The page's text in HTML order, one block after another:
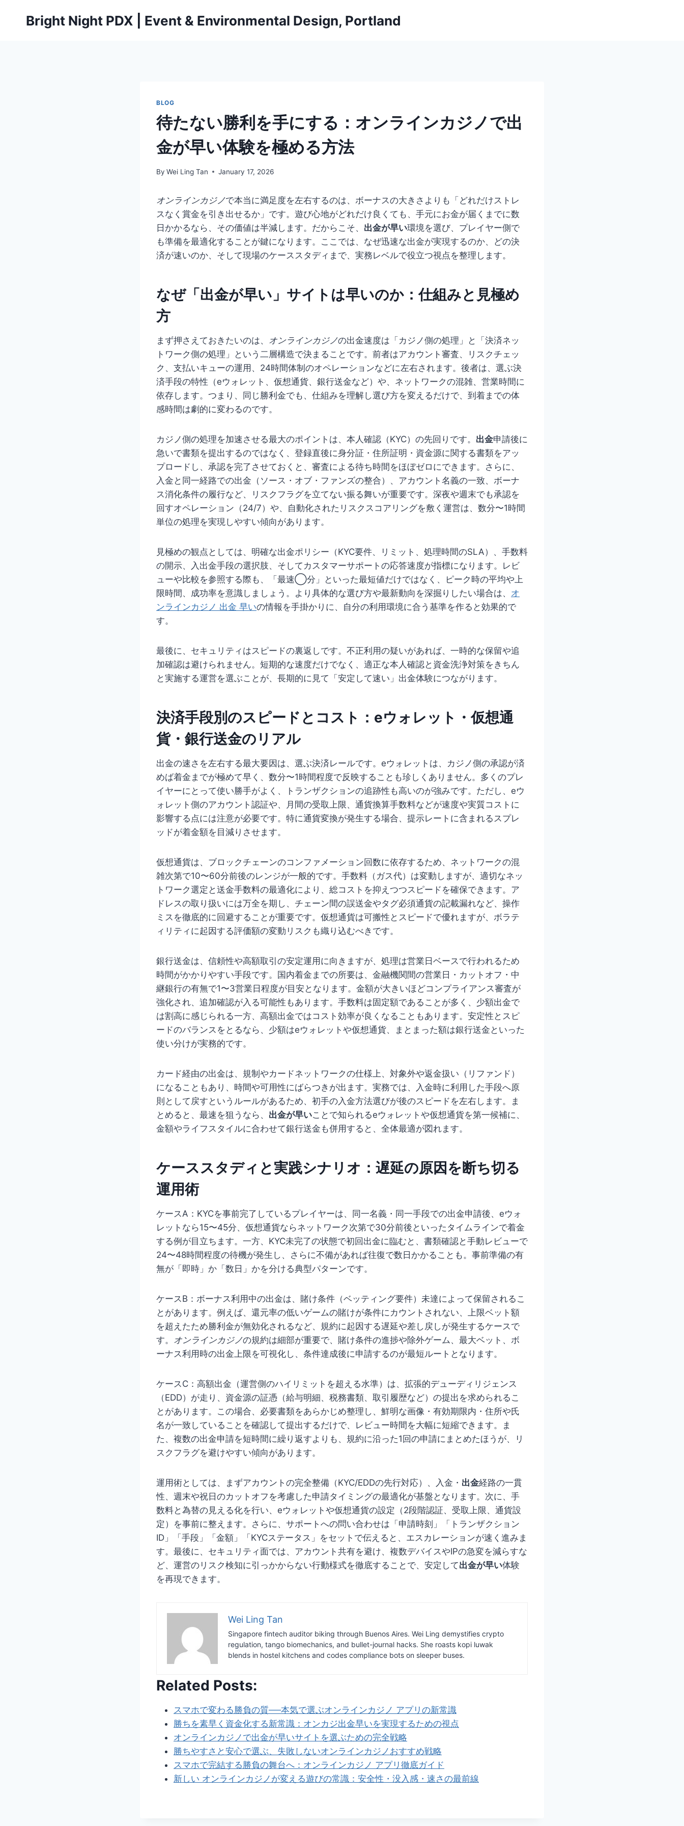
Bright Night PDX | Event & Environmental Design, Portland
BLOG
待たない勝利を手にする：オンラインカジノで出
金が早い体験を極める方法
By Wei Ling Tan January 17, 2026
オンラインカジノで本当に満足度を左右するのは、ボーナスの大きさよりも「どれだけストレ
スなく賞金を引き出せるか」です。遊び心地がどれだけ良くても、手元にお金が届くまでに数
日かかるなら、その価値は半減します。だからこそ、 出金が早い環境を選び、プレイヤー側で
も準備を最適化することが鍵になります。ここでは、なぜ迅速な出金が実現するのか、どの決
済が速いのか、そして現場のケーススタディまで、実務レベルで役立つ視点を整理します。
なぜ「出金が早い」サイトは早いのか：仕組みと見極め
方
まず押さえておきたいのは、 オンラインカジノの出金速度は「カジノ側の処理」と「決済ネッ
トワーク側の処理」という二層構造で決まることです。前者はアカウント審査、リスクチェッ
ク、支払いキューの運用、24時間体制のオペレーションなどに左右されます。後者は、選ぶ決
済手段の特性（eウォレット、仮想通貨、銀行送金など）や、ネットワークの混雑、営業時間に
依存します。つまり、同じ勝利金でも、仕組みを理解し選び方を変えるだけで、到着までの体
感時間は劇的に変わるのです。
カジノ側の処理を加速させる最大のポイントは、本人確認（KYC）の先回りです。 出金申請後に
急いで書類を提出するのではなく、登録直後に身分証・住所証明・資金源に関する書類をアッ
プロードし、承認を完了させておくと、審査による待ち時間をほぼゼロにできます。さらに、
入金と同一経路での出金（ソース・オブ・ファンズの整合）、アカウント名義の一致、ボーナ
ス消化条件の履行など、リスクフラグを立てない振る舞いが重要です。深夜や週末でも承認を
回すオペレーション（24/7）や、自動化されたリスクスコアリングを敷く運営は、数分〜1時間
単位の処理を実現しやすい傾向があります。
見極めの観点としては、明確な出金ポリシー（KYC要件、リミット、処理時間のSLA）、手数料
の開示、入出金手段の選択肢、そしてカスタマーサポートの応答速度が指標になります。レビ
ューや比較を参照する際も、「最速◯分」といった最短値だけではなく、ピーク時の平均や上
限時間、成功率を意識しましょう。より具体的な選び方や最新動向を深掘りしたい場合は、 オ
ンラインカジノ 出金 早いの情報を手掛かりに、自分の利用環境に合う基準を作ると効果的で
す。
最後に、セキュリティはスピードの裏返しです。不正利用の疑いがあれば、一時的な保留や追
加確認は避けられません。短期的な速度だけでなく、適正な本人確認と資金洗浄対策をきちん
と実施する運営を選ぶことが、長期的に見て「安定して速い」出金体験につながります。
決済手段別のスピードとコスト：eウォレット・仮想通
貨・銀行送金のリアル
出金の速さを左右する最大要因は、選ぶ決済レールです。eウォレットは、カジノ側の承認が済
めば着金までが極めて早く、数分〜1時間程度で反映することも珍しくありません。多くのプレ
イヤーにとって使い勝手がよく、トランザクションの追跡性も高いのが強みです。ただし、eウ
ォレット側のアカウント認証や、月間の受取上限、通貨換算手数料などが速度や実質コストに
影響する点には注意が必要です。特に通貨変換が発生する場合、提示レートに含まれるスプレ
ッドが着金額を目減りさせます。
仮想通貨は、ブロックチェーンのコンファメーション回数に依存するため、ネットワークの混
雑次第で10〜60分前後のレンジが一般的です。手数料（ガス代）は変動しますが、適切なネッ
トワーク選定と送金手数料の最適化により、総コストを抑えつつスピードを確保できます。ア
ドレスの取り扱いには万全を期し、チェーン間の誤送金やタグ必須通貨の記載漏れなど、操作
ミスを徹底的に回避することが重要です。仮想通貨は可搬性とスピードで優れますが、ボラテ
ィリティに起因する評価額の変動リスクも織り込むべきです。
銀行送金は、信頼性や高額取引の安定運用に向きますが、処理は営業日ベースで行われるため
時間がかかりやすい手段です。国内着金までの所要は、金融機関間の営業日・カットオフ・中
継銀行の有無で1〜3営業日程度が目安となります。金額が大きいほどコンプライアンス審査が
強化され、追加確認が入る可能性もあります。手数料は固定額であることが多く、少額出金で
は割高に感じられる一方、高額出金ではコスト効率が良くなることもあります。安定性とスピ
ードのバランスをとるなら、少額はeウォレットや仮想通貨、まとまった額は銀行送金といった
使い分けが実務的です。
カード経由の出金は、規制やカードネットワークの仕様上、対象外や返金扱い（リファンド）
になることもあり、時間や可用性にばらつきが出ます。実務では、入金時に利用した手段へ原
則として戻すというルールがあるため、初手の入金方法選びが後のスピードを左右します。ま
とめると、最速を狙うなら、 出金が早いことで知られるeウォレットや仮想通貨を第一候補に、
金額やライフスタイルに合わせて銀行送金も併用すると、全体最適が図れます。
ケーススタディと実践シナリオ：遅延の原因を断ち切る
運用術
ケースA：KYCを事前完了しているプレイヤーは、同一名義・同一手段での出金申請後、eウォ
レットなら15〜45分、仮想通貨ならネットワーク次第で30分前後といったタイムラインで着金
する例が目立ちます。一方、KYC未完了の状態で初回出金に臨むと、書類確認と手動レビューで
24〜48時間程度の待機が発生し、さらに不備があれば往復で数日かかることも。事前準備の有
無が「即時」か「数日」かを分ける典型パターンです。
ケースB：ボーナス利用中の出金は、賭け条件（ベッティング要件）未達によって保留されるこ
とがあります。例えば、還元率の低いゲームの賭けが条件にカウントされない、上限ベット額
を超えたため勝利金が無効化されるなど、規約に起因する遅延や差し戻しが発生するケースで
す。 オンラインカジノの規約は細部が重要で、賭け条件の進捗や除外ゲーム、最大ベット、ボ
ーナス利用時の出金上限を可視化し、条件達成後に申請するのが最短ルートとなります。
ケースC：高額出金（運営側のハイリミットを超える水準）は、拡張的デューディリジェンス
（EDD）が走り、資金源の証憑（給与明細、税務書類、取引履歴など）の提出を求められるこ
とがあります。この場合、必要書類をあらかじめ整理し、鮮明な画像・有効期限内・住所や氏
名が一致していることを確認して提出するだけで、レビュー時間を大幅に短縮できます。ま
た、複数の出金申請を短時間に繰り返すよりも、規約に沿った1回の申請にまとめたほうが、リ
スクフラグを避けやすい傾向があります。
運用術としては、まずアカウントの完全整備（KYC/EDDの先行対応）、入金・ 出金経路の一貫
性、週末や祝日のカットオフを考慮した申請タイミングの最適化が基盤となります。次に、手
数料と為替の見える化を行い、eウォレットや仮想通貨の設定（2段階認証、受取上限、通貨設
定）を事前に整えます。さらに、サポートへの問い合わせは「申請時刻」「トランザクション
ID」「手段」「金額」「KYCステータス」をセットで伝えると、エスカレーションが速く進みま
す。最後に、セキュリティ面では、アカウント共有を避け、複数デバイスやIPの急変を減らすな
ど、運営のリスク検知に引っかからない行動様式を徹底することで、安定して出金が早い体験
を再現できます。
Wei Ling Tan
Singapore fintech auditor biking through Buenos Aires. Wei Ling demystifies crypto
regulation, tango biomechanics, and bullet-journal hacks. She roasts kopi luwak
blends in hostel kitchens and codes compliance bots on sleeper buses.
Related Posts:
スマホで変わる勝負の質──本気で選ぶオンラインカジノ アプリの新常識
勝ちを素早く資金化する新常識：オンカジ出金早いを実現するための視点
オンラインカジノで出金が早いサイトを選ぶための完全戦略
勝ちやすさと安心で選ぶ、失敗しないオンラインカジノおすすめ戦略
スマホで完結する勝負の舞台へ：オンラインカジノ アプリ徹底ガイド
新しい オンラインカジノが変える遊びの常識：安全性・没入感・速さの最前線